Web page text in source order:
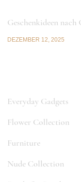
Geschenkideen nach
DEZEMBER 12, 2025
Everyday Gadgets
Flower Collection
Furniture
Nude Collection